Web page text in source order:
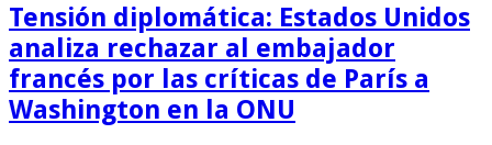
Tensión diplomática: Estados Unidos
analiza rechazar al embajador
francés por las críticas de París a
Washington en la ONU